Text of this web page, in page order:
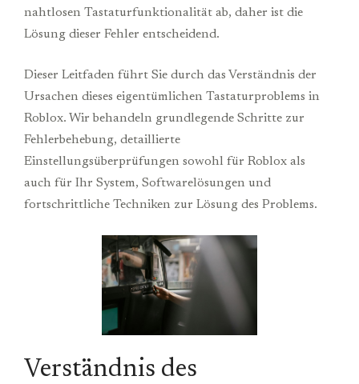
nahtlosen Tastaturfunktionalität ab, daher ist die
Lösung dieser Fehler entscheidend.
Dieser Leitfaden führt Sie durch das Verständnis der
Ursachen dieses eigentümlichen Tastaturproblems in
Roblox. Wir behandeln grundlegende Schritte zur
Fehlerbehebung, detaillierte
Einstellungsüberprüfungen sowohl für Roblox als
auch für Ihr System, Softwarelösungen und
fortschrittliche Techniken zur Lösung des Problems.
Verständnis des